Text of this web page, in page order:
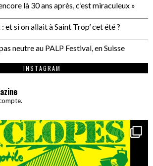
là 30 ans après, c’est miraculeux »
et si on allait à Saint Trop’ cet été ?
neutre au PALP Festival, en Suisse
INSTAGRAM